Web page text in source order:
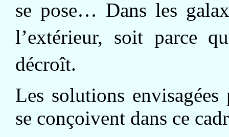
se pose… Dans les
l’extérieur, soit parce
décroît.
Les solutions envisagées
se conçoivent dans ce